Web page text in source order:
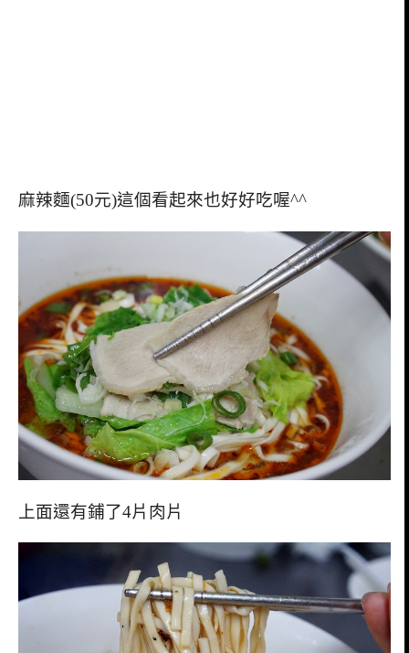
麻辣麵(50元)這個看起來也好好吃喔^^
上面還有鋪了4片肉片